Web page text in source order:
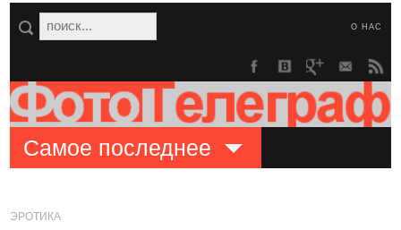
О НАС
Самое последнее
ЭРОТИКА